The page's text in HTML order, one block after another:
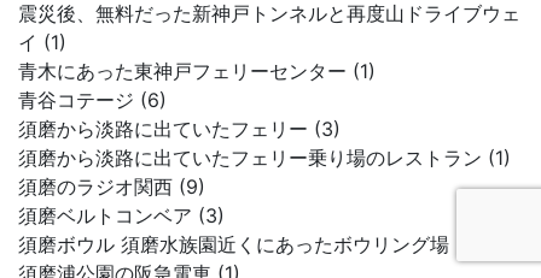
震災後、無料だった新神戸トンネルと再度山ドライブウェ
イ (1)
青木にあった東神戸フェリーセンター (1)
青谷コテージ (6)
須磨から淡路に出ていたフェリー (3)
須磨から淡路に出ていたフェリー乗り場のレストラン (1)
須磨のラジオ関西 (9)
須磨ベルトコンベア (3)
須磨ボウル 須磨水族園近くにあったボウリング場 (2)
須磨浦公園の阪急電車 (1)